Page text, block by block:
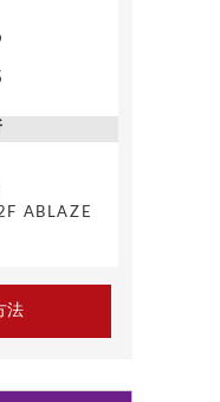
ABLAZE
法